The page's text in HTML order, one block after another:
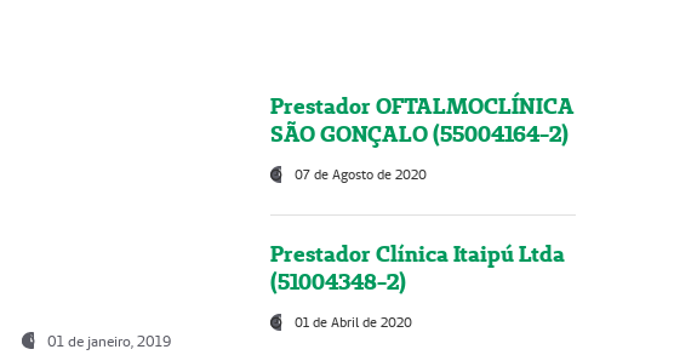
01 de janeiro, 2019
Prestador OFTALMOCLÍNICA
SÃO GONÇALO (55004164-2)
07 de Agosto de 2020
Prestador Clínica Itaipú Ltda
(51004348-2)
01 de Abril de 2020